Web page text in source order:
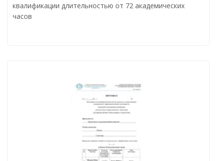
квалификации длительностью от 72 академических
часов